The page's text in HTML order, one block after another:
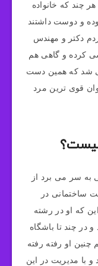
چند که خانواده
و دوست داشتند
دکتر و مهندس
کرده و گاهی هم
می شد که همین دست
قوی ترین مرد
به سر می‌ برد از
ساختمانی در
که او در رشته
در چند تا باشگاه
او رفته رفته
با مدیریت در این